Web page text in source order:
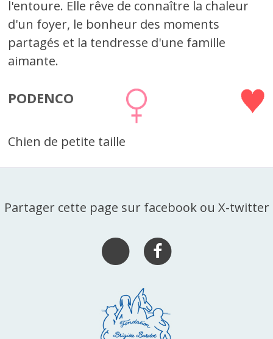
l'entoure. Elle rêve de connaître la chaleur
d'un foyer, le bonheur des moments
partagés et la tendresse d'une famille
aimante.
PODENCO
Chien de petite taille
Partager cette page sur facebook ou X-twitter